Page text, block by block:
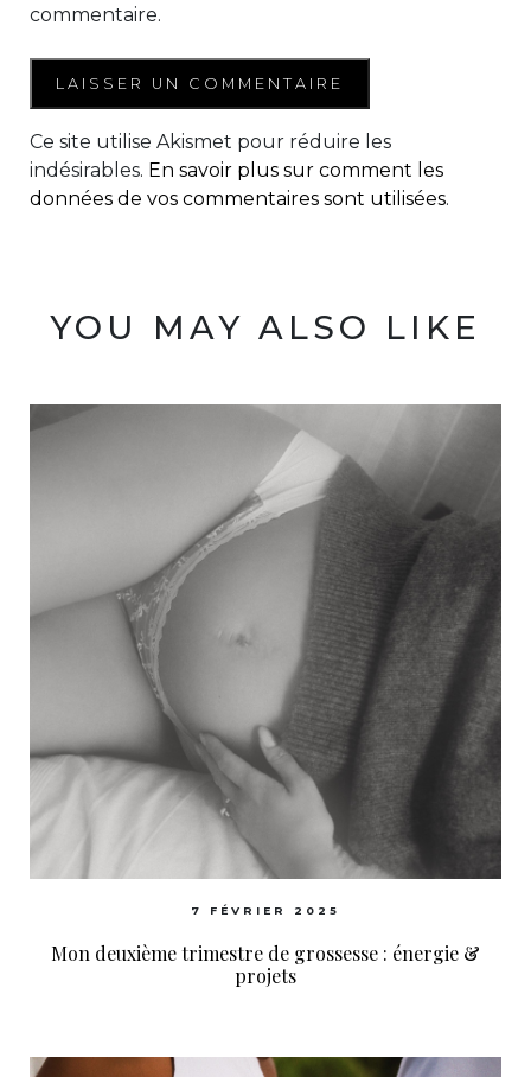
commentaire.
Ce site utilise Akismet pour réduire les
indésirables. En savoir plus sur comment les
données de vos commentaires sont utilisées.
YOU MAY ALSO LIKE
7 FÉVRIER 2025
Mon deuxième trimestre de grossesse : énergie &
projets